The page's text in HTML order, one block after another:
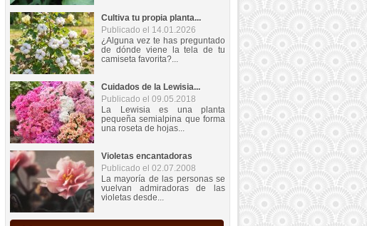
Cultiva tu propia planta...
Publicado el 14.01.2026
¿Alguna vez te has preguntado
de dónde viene la tela de tu
camiseta favorita?...
Cuidados de la Lewisia...
Publicado el 09.05.2018
La Lewisia es una planta
pequeña semialpina que forma
una roseta de hojas...
Violetas encantadoras
Publicado el 02.07.2008
La mayoría de las personas se
vuelvan admiradoras de las
violetas desde...